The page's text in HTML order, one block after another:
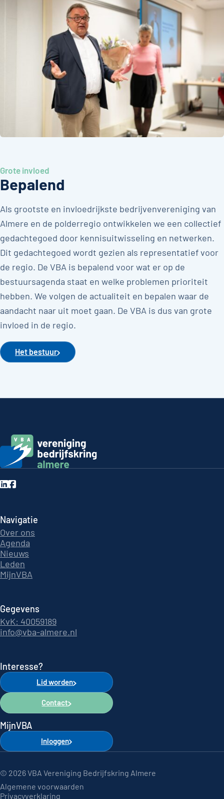
Bepalend
Grote invloed
Als grootste en invloedrijkste bedrijvenvereniging van
Almere en de polderregio ontwikkelen we een collectief
gedachtegoed door kennisuitwisseling en netwerken.
Dit gedachtegoed wordt gezien als representatief voor
de regio. De VBA is bepalend voor wat er op de
bestuursagenda staat en welke problemen prioriteit
hebben. We volgen de actualiteit en bepalen waar de
aandacht naar uit moet gaan. De VBA is dus van grote
invloed in de regio.
Het bestuur
Navigatie
Over ons
Agenda
Nieuws
Leden
MijnVBA
Gegevens
KvK: 40059189
info@vba-almere.nl
Interesse?
Lid worden
Contact
MijnVBA
Inloggen
© 2026 VBA Vereniging Bedrijfskring Almere
Algemene voorwaarden
Privacyverklaring